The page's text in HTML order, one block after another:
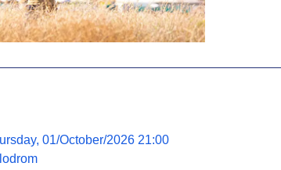
01/October/2026 21:00